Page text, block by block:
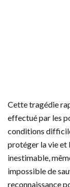
Cette tragédie
effectué par les
conditions
protéger la vie et
inestimable,
impossible de
reconnaissance